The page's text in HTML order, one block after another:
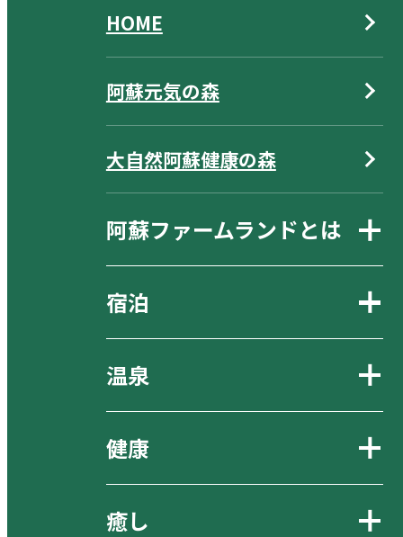
HOME
阿蘇元気の森
大自然阿蘇健康の森
阿蘇ファームランドとは
宿泊
温泉
健康
癒し